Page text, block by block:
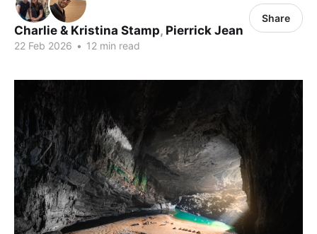
Charlie & Kristina Stamp, Pierrick Jean
22 Feb 2026 • 12 min read
Share